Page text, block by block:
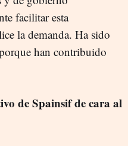
facilitar esta
la demanda. Ha sido
han contribuido
de Spainsif de cara al